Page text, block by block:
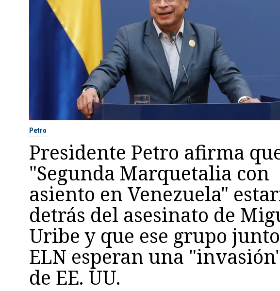
Petro
Presidente Petro afirma
"Segunda Marquetalia con
asiento en Venezuela"
detrás del asesinato de
Uribe y que ese grupo
ELN esperan una
de EE. UU.